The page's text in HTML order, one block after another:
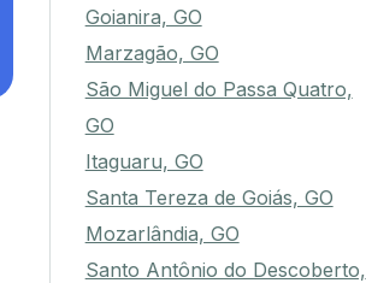
Goianira, GO
Marzagão, GO
São Miguel do Passa Quatro,
GO
Itaguaru, GO
Santa Tereza de Goiás, GO
Mozarlândia, GO
Santo Antônio do Descoberto,